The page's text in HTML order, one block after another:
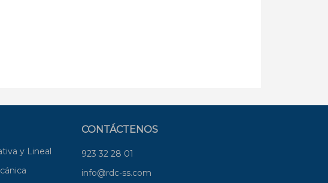
y Lineal
CONTÁCTENOS
923 32 28 01
info@rdc-ss.com